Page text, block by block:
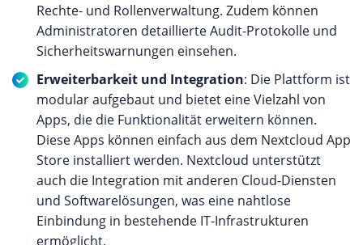
Rechte- und Rollenverwaltung. Zudem können
Administratoren detaillierte Audit-Protokolle und
Sicherheitswarnungen einsehen.
Erweiterbarkeit und Integration: Die Plattform ist
modular aufgebaut und bietet eine Vielzahl von
Apps, die die Funktionalität erweitern können.
Diese Apps können einfach aus dem Nextcloud App
Store installiert werden. Nextcloud unterstützt
auch die Integration mit anderen Cloud-Diensten
und Softwarelösungen, was eine nahtlose
Einbindung in bestehende IT-Infrastrukturen
ermöglicht.